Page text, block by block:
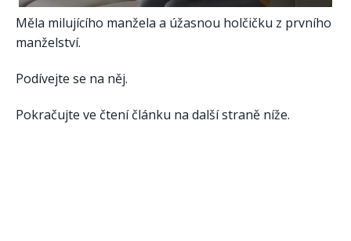
Měla milujícího manžela a úžasnou holčičku z prvního
manželství.
Podívejte se na něj.
Pokračujte ve čtení článku na další straně níže.